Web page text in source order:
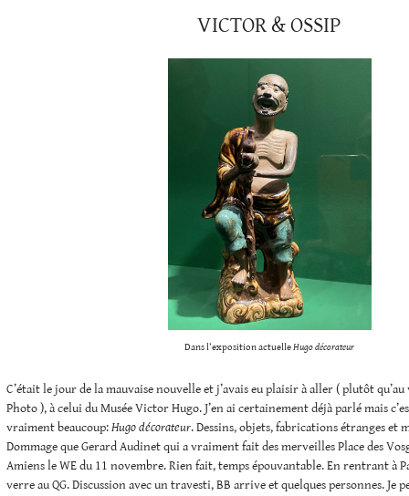
VICTOR & OSSIP
Dans l’exposition actuelleHugo décorateur
C’était le jour de la mauvaise nouvelle et j’avais eu plaisir à aller ( plutôt qu’au
Photo ), à celui du Musée Victor Hugo. J’en ai certainement déjà parlé mais
vraiment beaucoup:Hugo décorateur. Dessins, objets, fabrications étranges et
Dommage que Gerard Audinet qui a vraiment fait des merveilles Place des
Amiens le WE du 11 novembre. Rien fait, temps épouvantable. En rentrant à
verre au QG. Discussion avec un travesti, BB arrive et quelques personnes. Je